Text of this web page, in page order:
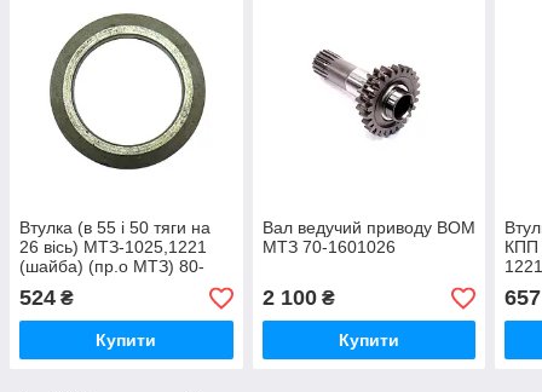
Втулка (в 55 і 50 тяги на
26 вісь) МТЗ-1025,1221
(шайба) (пр.о МТЗ) 80-
524 ₴
Купити
Вал ведучий приводу ВОМ
МТЗ 70-1601026
2 100₴
Купити
КПП
657